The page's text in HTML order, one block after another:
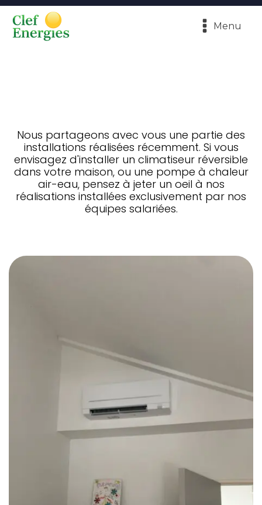
Menu
Nous partageons avec vous une partie des
installations réalisées récemment. Si vous
envisagez d'installer un climatiseur réversible
dans votre maison, ou une pompe à chaleur
air-eau, pensez à jeter un oeil à nos
réalisations installées exclusivement par nos
équipes salariées.